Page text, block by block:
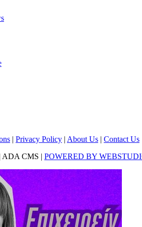
| Privacy Policy | About Us | Contact Us
| ADA CMS | POWERED BY